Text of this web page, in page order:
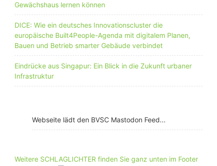
Gewächshaus lernen können
DICE: Wie ein deutsches Innovationscluster die
europäische Built4People-Agenda mit digitalem Planen,
Bauen und Betrieb smarter Gebäude verbindet
Eindrücke aus Singapur: Ein Blick in die Zukunft urbaner
Infrastruktur
Webseite lädt den BVSC Mastodon Feed...
Weitere SCHLAGLICHTER finden Sie ganz unten im Footer